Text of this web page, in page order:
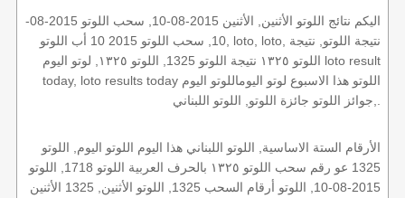
اليكم نتائج اللوتو الأثنين, الأثنين 2015-08-10, سحب اللوتو 2015-08-
10, سحب اللوتو 2015 10 أب اللوتو, loto, loto, نتيجة اللوتو, نتيجة
اللوتو ١٣٢٥ نتيجة اللوتو 1325, اللوتو ١٣٢٥, لوتو اليوم loto result
today, loto results today اللوتو هذا الاسبوع لوتو اليوماللوتو اليوم
الأرقام الستة الاساسية, اللوتو اللبناني هذا اليوم اللوتو اليوم, اللوتو
1325 عو رقم سحب اللوتو ١٣٢٥ بالحرف العربية اللوتو 1718, اللوتو
2015-08-10, اللوتو أرقام السحب 1325, اللوتو الأثنين, 1325 الأثنين